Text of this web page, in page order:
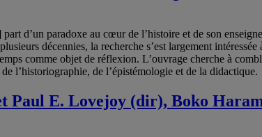
d’un paradoxe au cœur de l’histoire et de son
décennies, la recherche s’est largement
comme objet de réflexion. L’ouvrage cherche à
l’historiographie, de l’épistémologie et de la didactique.
Paul E. Lovejoy (dir), Boko